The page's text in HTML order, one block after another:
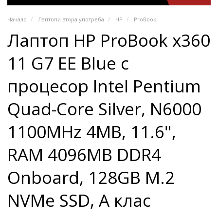
Начало Лаптопи втора употреба HP ProBook
Лаптоп HP ProBook x360
11 G7 EE Blue с
процесор Intel Pentium
Quad-Core Silver, N6000
1100MHz 4MB, 11.6",
RAM 4096MB DDR4
Onboard, 128GB M.2
NVMe SSD, A клас